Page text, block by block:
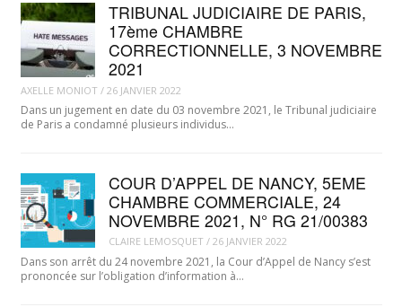
TRIBUNAL JUDICIAIRE DE PARIS,
17ème CHAMBRE
CORRECTIONNELLE, 3 NOVEMBRE
2021
AXELLE MONIOT / 26 JANVIER 2022
Dans un jugement en date du 03 novembre 2021, le Tribunal judiciaire
de Paris a condamné plusieurs individus…
COUR D’APPEL DE NANCY, 5EME
CHAMBRE COMMERCIALE, 24
NOVEMBRE 2021, N° RG 21/00383
CLAIRE LEMOSQUET / 26 JANVIER 2022
Dans son arrêt du 24 novembre 2021, la Cour d’Appel de Nancy s’est
prononcée sur l’obligation d’information à…